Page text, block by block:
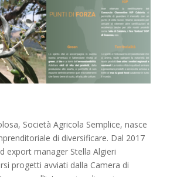
Società Agricola Semplice, nasce
di diversificare. Dal 2017
export manager Stella Algieri
progetti avviati dalla Camera di